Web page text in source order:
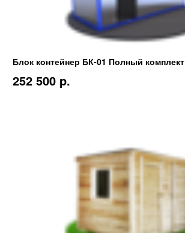
Блок контейнер БК-01 Полный комплект
252 500 p.